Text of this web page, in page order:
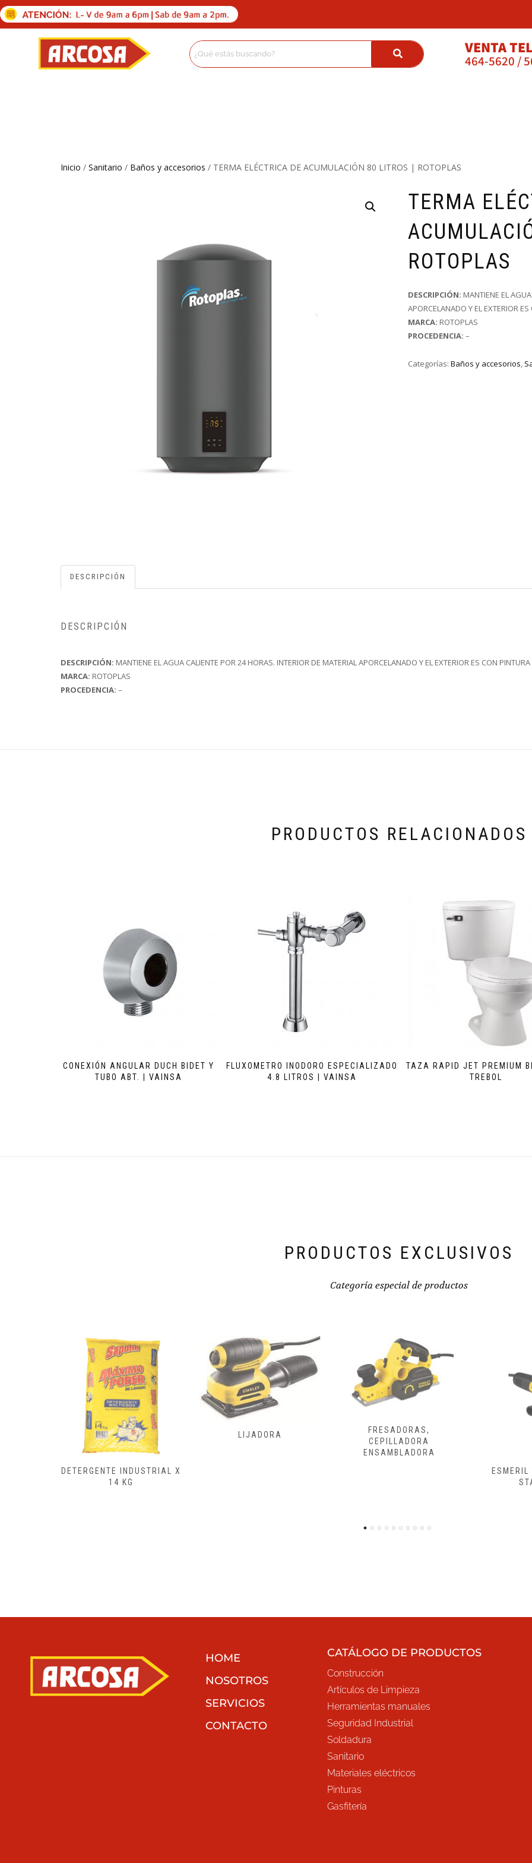
VENTA
464-5620 /
Inicio / Sanitario / Baños y accesorios / TERMA ELÉCTRICA DE ACUMULACIÓN 80 LITROS | ROTOPLAS
TERMA
ROTOPLAS
DESCRIPCIÓN: MANTIENE EL
APORCELANADO Y EL EXTERIOR
MARCA: ROTOPLAS
PROCEDENCIA: –
Categorías: Baños y accesorios,
DESCRIPCIÓN
DESCRIPCIÓN
DESCRIPCIÓN: MANTIENE EL AGUA CALIENTE POR 24 HORAS. INTERIOR DE MATERIAL APORCELANADO Y EL EXTERIOR ES CON PINTURA
MARCA: ROTOPLAS
PROCEDENCIA: –
PRODUCTOS RELACIONADOS
CONEXIÓN ANGULAR DUCH BIDET Y
TUBO ABT. | VAINSA
FLUXOMETRO INODORO ESPECIALIZADO
4.8 LITROS | VAINSA
TAZA RAPID JET PREMIUM
TREBOL
PRODUCTOS EXCLUSIVOS
Categoría especial de productos
LIJADORA
FRESADORAS,
DE
HOME
NOSOTROS
SERVICIOS
CONTACTO
CATÁLOGO DE PRODUCTOS
Construcción
Artículos de Limpieza
Herramientas manuales
Seguridad Industrial
Soldadura
Sanitario
Materiales eléctricos
Pinturas
Gasfitería